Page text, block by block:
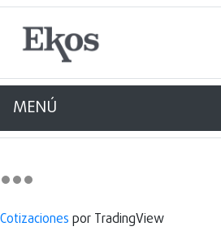
MENÚ
Cotizaciones por TradingView